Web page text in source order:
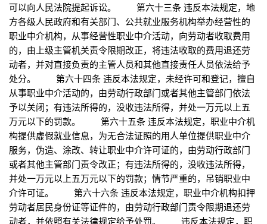
可以向人民法院提起诉讼。 第六十三条 违反本法规定，地
方各级人民政府和有关部门、公共就业服务机构举办经营性的
职业中介机构，从事经营性职业中介活动，向劳动者收取费用
的，由上级主管机关责令限期改正，将违法收取的费用退还劳
动者，并对直接负责的主管人员和其他直接责任人员依法给予
处分。 第六十四条 违反本法规定，未经许可和登记，擅自
从事职业中介活动的，由劳动行政部门或者其他主管部门依法
予以关闭；有违法所得的，没收违法所得，并处一万元以上五
万元以下的罚款。 第六十五条 违反本法规定，职业中介机
构提供虚假就业信息，为无合法证照的用人单位提供职业中介
服务，伪造、涂改、转让职业中介许可证的，由劳动行政部门
或者其他主管部门责令改正；有违法所得的，没收违法所得，
并处一万元以上五万元以下的罚款；情节严重的，吊销职业中
介许可证。 第六十六条 违反本法规定，职业中介机构扣押
劳动者居民身份证等证件的，由劳动行政部门责令限期退还劳
动者，并依照有关法律规定给予处罚。 违反本法规定，职